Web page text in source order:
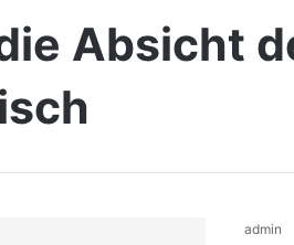
Absicht
admin